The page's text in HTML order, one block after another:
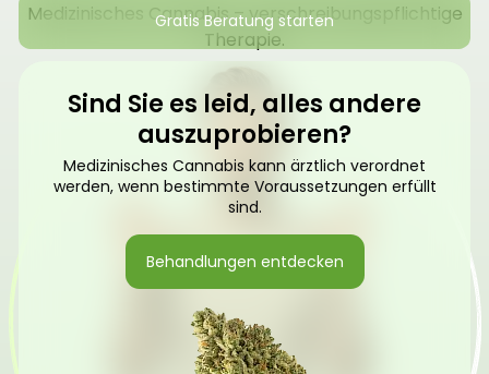
Medizinisches Cannabis – verschreibungspflichtige
Therapie.
Gratis Beratung starten
Sind Sie es leid, alles andere
auszuprobieren?
Medizinisches Cannabis kann ärztlich verordnet
werden, wenn bestimmte Voraussetzungen erfüllt
sind.
Behandlungen entdecken